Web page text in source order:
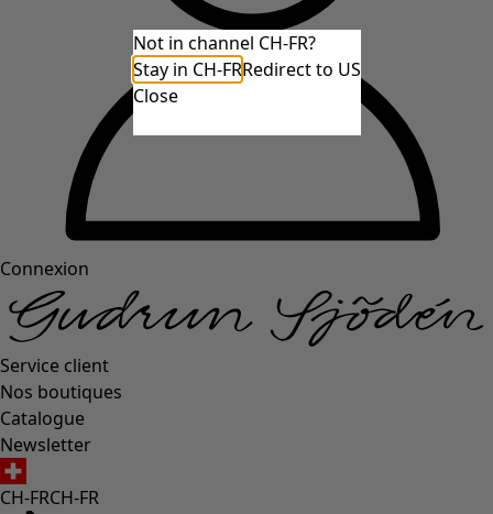
Connexion
Service client
Nos boutiques
Catalogue
Newsletter
CH-FRCH-FR
Not in channel CH-FR?
Stay in CH-FRRedirect to US
Close